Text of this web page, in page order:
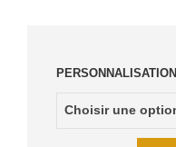
PERSONNALISATION